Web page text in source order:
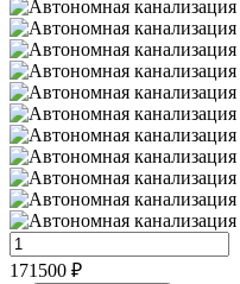
171500 ₽